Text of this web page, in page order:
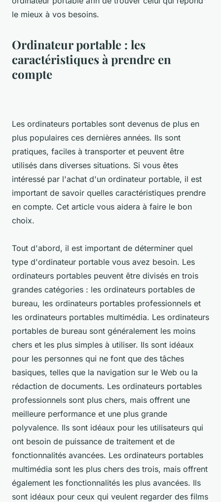
le mieux à vos besoins.
Ordinateur portable : les
caractéristiques à prendre en
compte
Les ordinateurs portables sont devenus de plus en
plus populaires ces dernières années. Ils sont
pratiques, faciles à transporter et peuvent être
utilisés dans diverses situations. Si vous êtes
intéressé par l'achat d'un ordinateur portable, il est
important de savoir quelles caractéristiques prendre
en compte. Cet article vous aidera à faire le bon
choix.
Tout d'abord, il est important de déterminer quel
type d'ordinateur portable vous avez besoin. Les
ordinateurs portables peuvent être divisés en trois
grandes catégories : les ordinateurs portables de
bureau, les ordinateurs portables professionnels et
les ordinateurs portables multimédia. Les ordinateurs
portables de bureau sont généralement les moins
chers et les plus simples à utiliser. Ils sont idéaux
pour les personnes qui ne font que des tâches
basiques, telles que la navigation sur le Web ou la
rédaction de documents. Les ordinateurs portables
professionnels sont plus chers, mais offrent une
meilleure performance et une plus grande
polyvalence. Ils sont idéaux pour les utilisateurs qui
ont besoin de puissance de traitement et de
fonctionnalités avancées. Les ordinateurs portables
multimédia sont les plus chers des trois, mais offrent
également les fonctionnalités les plus avancées. Ils
sont idéaux pour ceux qui veulent regarder des films